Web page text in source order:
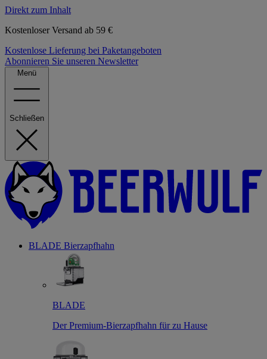
Direkt zum Inhalt
Kostenloser Versand ab 59 €
Kostenlose Lieferung bei Paketangeboten
Abonnieren Sie unseren Newsletter
Menü
Schließen
BLADE Bierzapfhahn
BLADE
Der Premium-Bierzapfhahn für zu Hause